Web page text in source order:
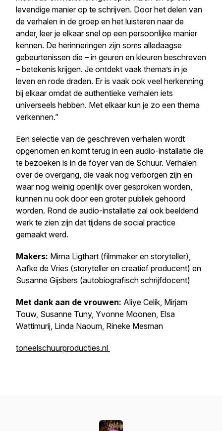
levendige manier op te schrijven. Door het delen van
de verhalen in de groep en het luisteren naar de
ander, leer je elkaar snel op een persoon­lijke manier
kennen. De herin­ne­ringen zijn soms alledaagse
gebeur­te­nissen die – in geuren en kleuren beschreven
– betekenis krijgen. Je ontdekt vaak thema’s in je
leven en rode draden. Er is vaak ook veel herkenning
bij elkaar omdat de authentieke verhalen iets
universeels hebben. Met elkaar kun je zo een thema
verkennen.”
Een selectie van de geschreven verhalen wordt
opgenomen en komt terug in een audio-installatie die
te bezoeken is in de foyer van de Schuur. Verhalen
over de overgang, die vaak nog verborgen zijn en
waar nog weinig openlijk over gesproken worden,
kunnen nu ook door een groter publiek gehoord
worden. Rond de audio-installatie zal ook beeldend
werk te zien zijn dat tijdens de social practice
gemaakt werd.
Makers: Mirna Ligthart (filmmaker en storyteller),
Aafke de Vries (storyteller en creatief producent) en
Susanne Gijsbers (auto­bi­o­gra­fisch schrijfdocent)
Met dank aan de vrouwen: Aliye Celik, Mirjam
Touw, Susanne Tuny, Yvonne Moonen, Elsa
Wattimurij, Linda Naoum, Rineke Mesman
toneelschuurproducties.nl